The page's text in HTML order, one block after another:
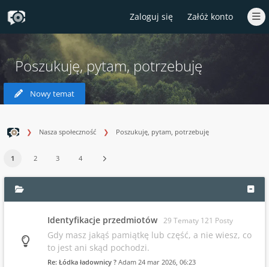
Zaloguj się Załóż konto
Poszukuję, pytam, potrzebuję
Nowy temat
Nasza społeczność Poszukuję, pytam, potrzebuję
1 2 3 4
Identyfikacje przedmiotów 29 Tematy 121 Posty
Gdy masz jakąś pamiątkę lub część, a nie wiesz, co
to jest ani skąd pochodzi.
Re: Łódka ładownicy ? Adam 24 mar 2026, 06:23